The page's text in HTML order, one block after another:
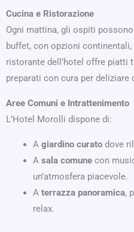
Cucina e Ristorazione
Ogni mattina, gli ospiti
buffet, con opzioni
ristorante dell’hotel offre piatti
preparati con cura per deliziare
Aree Comuni e Intrattenimento
L’Hotel Morolli dispone di:
A giardino curato dove
A sala comune con
un’atmosfera piacevole.
A terrazza panoramica,
relax.